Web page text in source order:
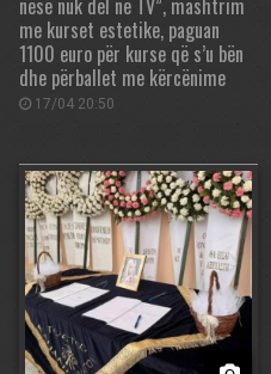
nëse nuk del në TV”, mashtrim
me kurset estetike, paguan
1100 euro për kurse që s’u bën
dhe përballet me kërcënime
17/04 20:50